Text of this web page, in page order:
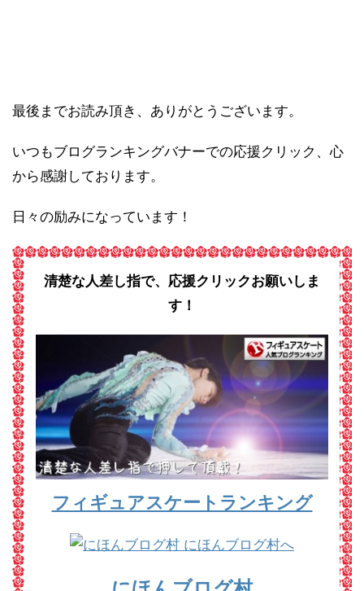
最後までお読み頂き、ありがとうございます。
いつもブログランキングバナーでの応援クリック、心
から感謝しております。
日々の励みになっています！
清楚な人差し指で、応援クリックお願いしま
す！
フィギュアスケートランキング